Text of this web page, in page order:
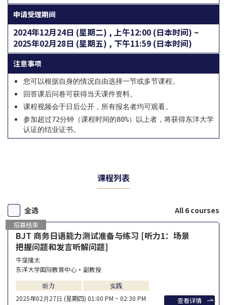
申请受理期间
2024年12月24日 (星期二) , 上午12:00 (日本时间) ~
2025年02月28日 (星期五) , 下午11:59 (日本时间)
注意事项
您可以根据自身的情况自由选择一节或多节课程。
回答课后问卷可获得当天课件资料。
课程视频会于日后公开，所有报名者均可观看。
参加超过72分钟（课程时间的80%）以上者，将获得东洋大学
认证的结业证书。
课程列表
全选 All 6 courses
招募结束
2025年02⽉27⽇ (星期四) 01:00 PM ~ 02:30 PM
听力 实践
牛窪隆太
东洋大学国际教育中心・副教授
BJT 商务日语能力测试准备与练习 [听力1：场景
把握问题和发言听解问题]
查看详情